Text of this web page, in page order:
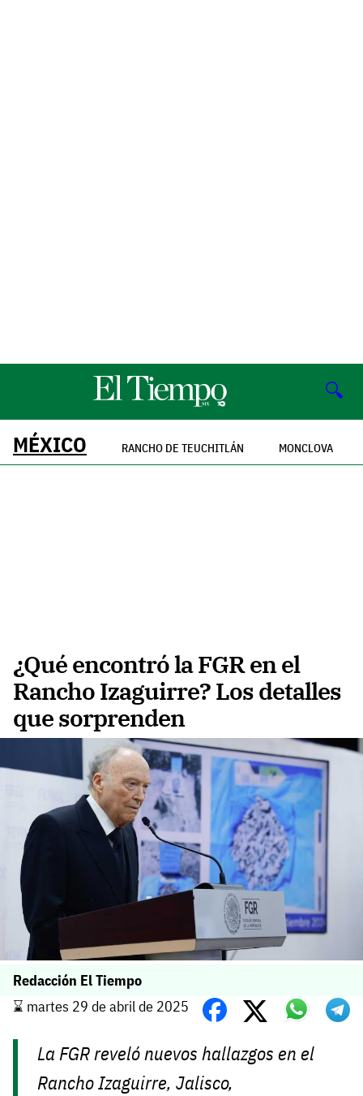
🔍
MÉXICO RANCHO DE TEUCHITLÁN MONCLOVA
¿Qué encontró la FGR en el
Rancho Izaguirre? Los detalles
que sorprenden
Redacción El Tiempo
⌛️ martes 29 de abril de 2025
La FGR reveló nuevos hallazgos en el
Rancho Izaguirre, Jalisco,